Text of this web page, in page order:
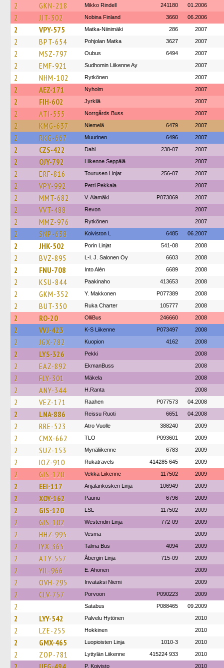
2 GKN-218 Mikko Rindell 241180 01.2006
2 JJT-302 Nobina Finland 3660 06.2006
2 VPY-575 Matka-Niinimäki 286 2007
2 BPT-654 Pohjolan Matka 3627 2007
2 MSZ-797 Oubus 6494 2007
2 EMF-921 Sudhomin Liikenne Ay 2007
2 NHM-102 Rytkönen 2007
2 AEZ-171 Nyholm 2007
2 FIH-602 Jyrkilä 2007
2 ATI-555 Norrgårds Buss 2007
2 KMG-637 Niemelä 6479 2007
2 RKG-667 Muurinen 6496 2007
2 CZS-422 Dahl 238-07 2007
2 OJY-792 Liikenne Seppälä 2007
2 ERF-816 Tourusen Linjat 256-07 2007
2 VPY-992 Petri Pekkala 2007
2 MMT-682 V. Alamäki P073069 2007
2 VVT-488 Revon 2007
2 MMZ-976 Rytkönen 2007
2 SNP-638 Koiviston L 6485 06.2007
2 JHK-502 Porin Linjat 541-08 2008
2 BVZ-895 L-l. J. Salonen Oy 6603 2008
2 FNU-708 Into Alén 6689 2008
2 KSU-844 Paakinaho 413653 2008
2 GKM-352 Y. Makkonen P077389 2008
2 BUT-350 Ruka Charter 105777 2008
2 RO-20 OlliBus 246660 2008
2 VVJ-423 K-S Liikenne P073497 2008
2 JGX-782 Kuopion 4162 2008
2 LYS-326 Pekki 2008
2 EAZ-892 EkmanBuss 2008
2 FLY-301 Mäkela 2008
2 ANY-344 H.Ranta 2008
2 VEZ-171 Raahen P077573 04.2008
2 LNA-886 Reissu Ruoti 6651 04.2008
2 RRE-523 Atro Vuolle 388240 2009
2 CMX-662 TLO P093601 2009
2 SUZ-153 Mynäliikenne 6783 2009
2 IOZ-910 Rukatravels 414285 645 2009
2 GIS-120 Vekka Liikenne 117502 2009
2 EEI-117 Anjalankosken Linja 106949 2009
2 XOY-162 Paunu 6796 2009
2 GIS-120 LSL 117502 2009
2 GIS-102 Westendin Linja 772-09 2009
2 HHZ-995 Vesma 2009
2 IYX-365 Talma Bus 4094 2009
2 ATY-557 Åbergin Linja 715-09 2009
2 YIL-966 E. Ahonen 2009
2 OVH-295 Invataksi Niemi 2009
2 CLV-757 Porvoon P090223 2009
2 Satabus P088465 09.2009
2 LYY-542 Palvelu Hytönen 2010
2 LZE-255 Hokkinen 2010
2 GMX-465 Luopioisten Linja 1010-3 2010
2 ZOP-781 Lyttylän Liikenne 415224 933 2010
P. Koivisto 2010